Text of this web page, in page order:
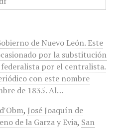
de Nuevo León. Este
por la substitución
por el centralista.
con este nombre
de 1835. Al…
, José Joaquín de
de la Garza y Evia, San